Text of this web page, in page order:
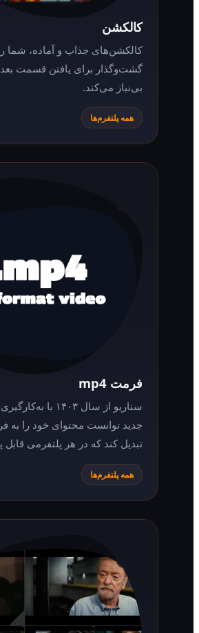
کالکشن‌های جذاب و آماده، شما را از
گشت‌وگذار برای یافتن قسمت بعدی هر محتوا
بی‌نیاز می‌کند.
همه پلتفرم‌ها
سناریو از سال ۱۴۰۳ با به‌کارگیری فناوری
جدید توانست محتوای خود را به فرمت mp4
تبدیل کند که در هر پلتفرمی قابل پخش است.
همه پلتفرم‌ها